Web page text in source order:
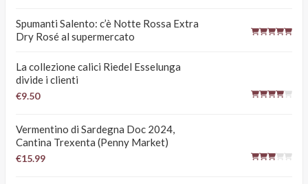
Spumanti Salento: c’è Notte Rossa Extra
Dry Rosé al supermercato
La collezione calici Riedel Esselunga
divide i clienti
€9.50
Vermentino di Sardegna Doc 2024,
Cantina Trexenta (Penny Market)
€15.99